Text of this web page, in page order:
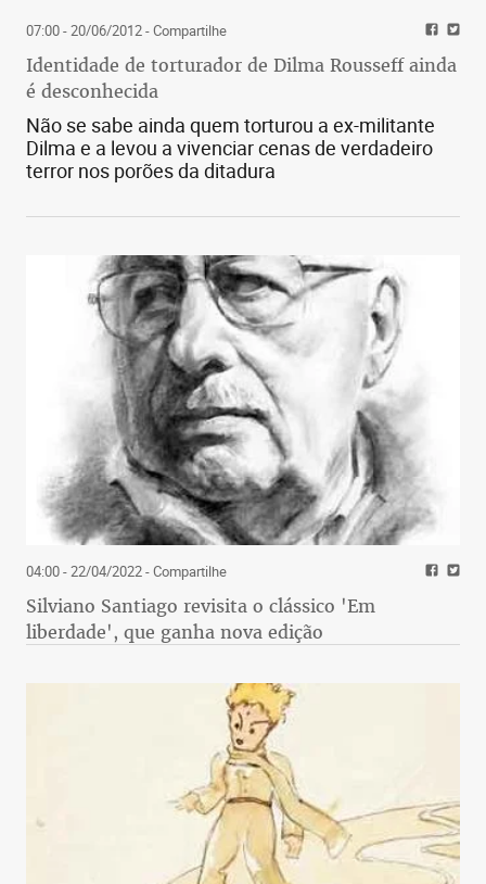
07:00 - 20/06/2012- Compartilhe
Identidade de torturador de Dilma Rousseff ainda
é desconhecida
Não se sabe ainda quem torturou a ex-militante
Dilma e a levou a vivenciar cenas de verdadeiro
terror nos porões da ditadura
04:00 - 22/04/2022- Compartilhe
Silviano Santiago revisita o clássico 'Em
liberdade', que ganha nova edição